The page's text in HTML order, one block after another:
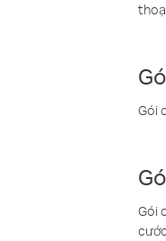
Gói
Gói